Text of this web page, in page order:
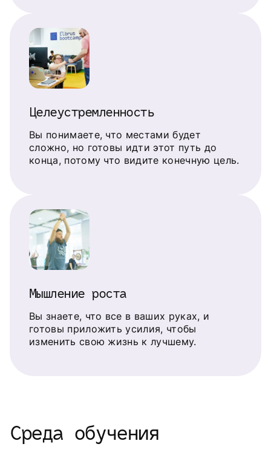
Целеустремленность
Вы понимаете, что местами будет
сложно, но готовы идти этот путь до
конца, потому что видите конечную цель.
Мышление роста
Вы знаете, что все в ваших руках, и
готовы приложить усилия, чтобы
изменить свою жизнь к лучшему.
Среда обучения